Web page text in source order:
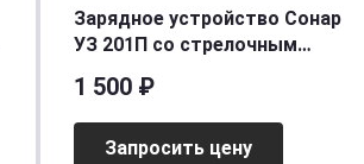
Зарядное устройство Сонар
УЗ 201П cо стрелочным
1 500 ₽
Запросить цену